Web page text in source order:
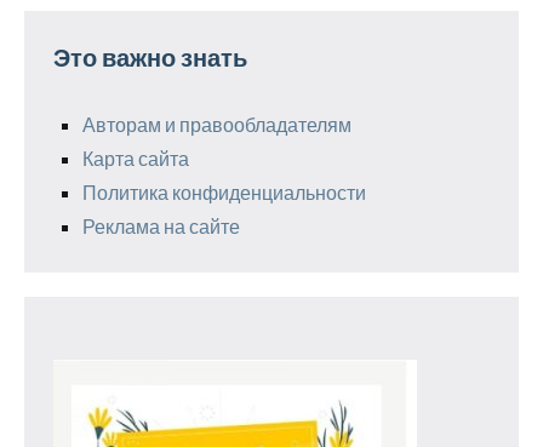
Это важно знать
Авторам и правообладателям
Карта сайта
Политика конфиденциальности
Реклама на сайте